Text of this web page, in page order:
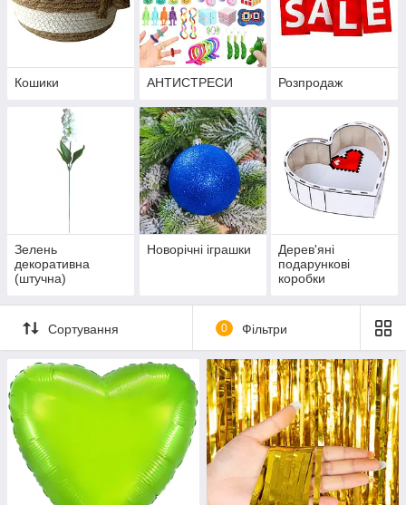
Кошики АНТИСТРЕСИ Розпродаж
Зелень
декоративна
(штучна)
Новорічні іграшки
Дерев'яні
подарункові
коробки
Сортування 0 Фільтри